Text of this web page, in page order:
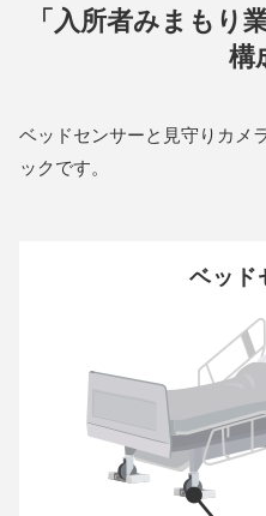
「入所者みまもり
構
ベッドセンサーと見守りカメ
ックです。
ベッド